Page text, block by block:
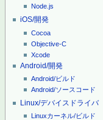
Node.js
iOS/開発
Cocoa
Objective-C
Xcode
Android/開発
Android/ビルド
Android/ソースコード
Linux/デバイスドライバ
Linuxカーネル/ビルド